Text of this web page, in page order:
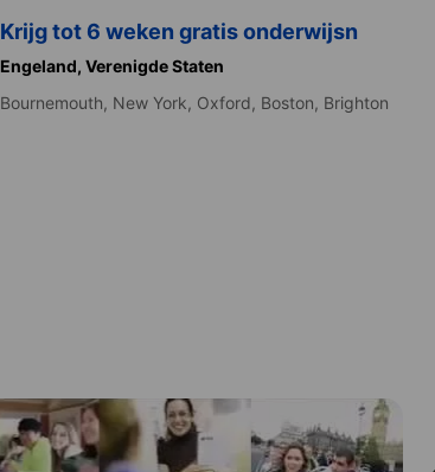
Krijg tot 6 weken gratis onderwijsn
Engeland, Verenigde Staten
Bournemouth, New York, Oxford, Boston, Brighton